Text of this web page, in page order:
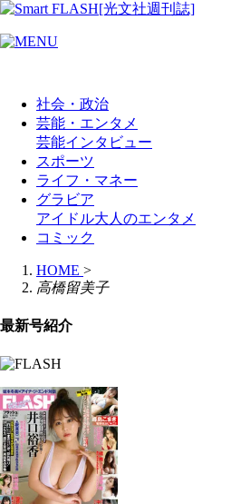
社会・政治
芸能・エンタメ
芸能インタビュー
スポーツ
ライフ・マネー
グラビア
アイドル大人のエンタメ
コミック
HOME >
高橋留美子
最新号紹介